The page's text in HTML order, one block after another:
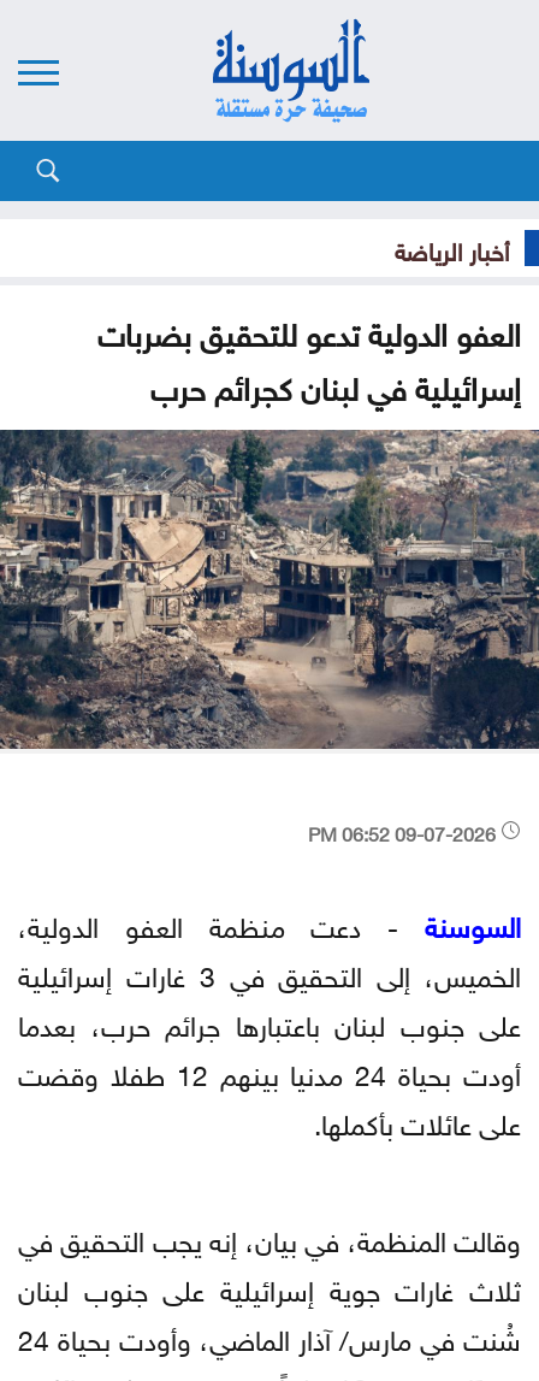
أخبار الرياضة
العفو الدولية تدعو للتحقيق بضربات
إسرائيلية في لبنان كجرائم حرب
السوسنة - دعت منظمة العفو الدولية،
الخميس، إلى التحقيق في 3 غارات إسرائيلية
على جنوب لبنان باعتبارها جرائم حرب، بعدما
أودت بحياة 24 مدنيا بينهم 12 طفلا وقضت
على عائلات بأكملها.
وقالت المنظمة، في بيان، إنه يجب التحقيق في
ثلاث غارات جوية إسرائيلية على جنوب لبنان
شُنت في مارس/ آذار الماضي، وأودت بحياة 24